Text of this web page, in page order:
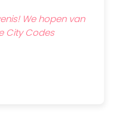
We hopen van
City Codes